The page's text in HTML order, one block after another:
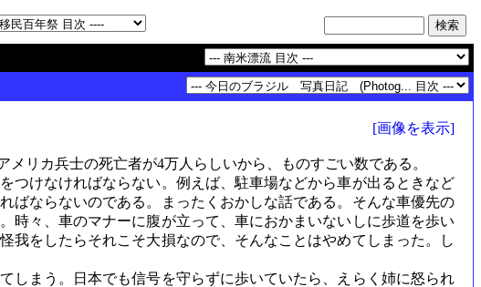
[画像を表示]
リカ兵士の死亡者が4万人らしいから、ものすごい数である。
けなければならない。例えば、駐車場などから車が出るときなど
ばならないのである。まったくおかしな話である。そんな車優先の
時々、車のマナーに腹が立って、車におかまいないしに歩道を歩い
我をしたらそれこそ大損なので、そんなことはやめてしまった。し
まう。日本でも信号を守らずに歩いていたら、えらく姉に怒られ